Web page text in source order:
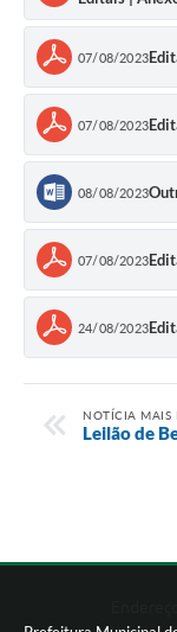
07/08/2023
07/08/2023
08/08/2023
07/08/2023
24/08/2023
NOTÍCIA MAIS
Leilão de